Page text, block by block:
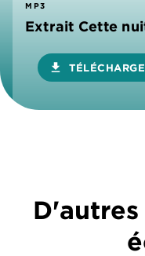
MP3
Extrait Cette
download